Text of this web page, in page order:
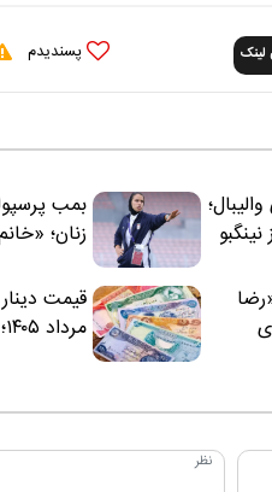
لینک پسندیدم
بمب
زنان؛